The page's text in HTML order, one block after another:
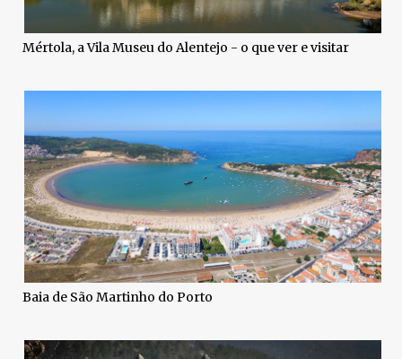
Mértola, a Vila Museu do Alentejo - o que ver e visitar
Baia de São Martinho do Porto